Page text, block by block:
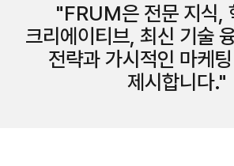
FRUM은 전문 지식,
크리에이티브, 최신 기술
전략과 가시적인 마케
제시합니다.